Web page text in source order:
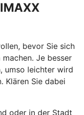
bevor Sie sich
Je besser
umso leichter wird
Klären Sie dabei
oder in der Stadt